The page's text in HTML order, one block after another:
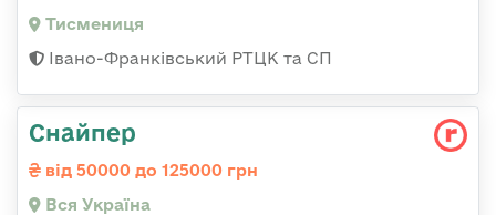
Тисмениця
Івано-Франківський РТЦК та СП
Снайпер
від 50000 до 125000 грн
Вся Україна